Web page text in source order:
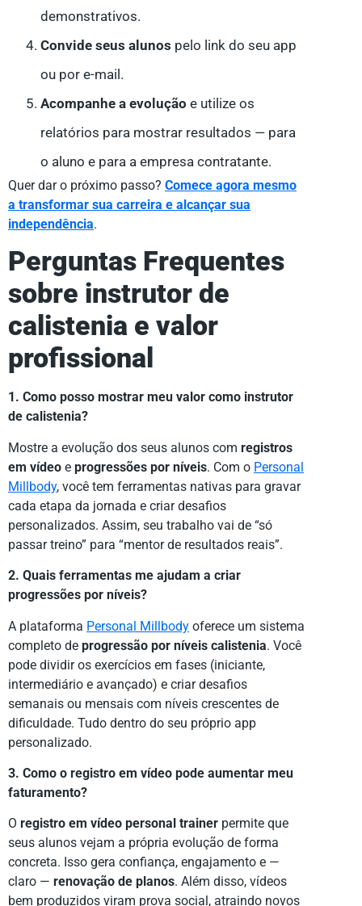
demonstrativos.
Convide seus alunos pelo link do seu app
ou por e-mail.
Acompanhe a evolução e utilize os
relatórios para mostrar resultados — para
o aluno e para a empresa contratante.
Quer dar o próximo passo? Comece agora mesmo
a transformar sua carreira e alcançar sua
independência.
Perguntas Frequentes
sobre instrutor de
calistenia e valor
profissional
1. Como posso mostrar meu valor como instrutor
de calistenia?
Mostre a evolução dos seus alunos com registros
em vídeo e progressões por níveis. Com o Personal
Millbody, você tem ferramentas nativas para gravar
cada etapa da jornada e criar desafios
personalizados. Assim, seu trabalho vai de “só
passar treino” para “mentor de resultados reais”.
2. Quais ferramentas me ajudam a criar
progressões por níveis?
A plataforma Personal Millbody oferece um sistema
completo de progressão por níveis calistenia. Você
pode dividir os exercícios em fases (iniciante,
intermediário e avançado) e criar desafios
semanais ou mensais com níveis crescentes de
dificuldade. Tudo dentro do seu próprio app
personalizado.
3. Como o registro em vídeo pode aumentar meu
faturamento?
O registro em vídeo personal trainer permite que
seus alunos vejam a própria evolução de forma
concreta. Isso gera confiança, engajamento e —
claro — renovação de planos. Além disso, vídeos
bem produzidos viram prova social, atraindo novos